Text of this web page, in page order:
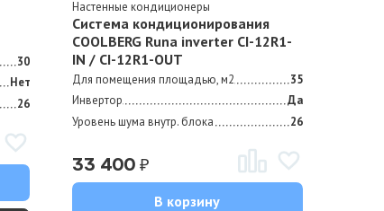
30
Нет
26
Настенные кондиционеры
Cистема кондиционирования
СOOLBERG Runa inverter CI-12R1-
IN / CI-12R1-OUT
Для помещения площадью, м2
35
Инвертор
Да
Уровень шума внутр. блока
26
33 400 ₽
В корзину